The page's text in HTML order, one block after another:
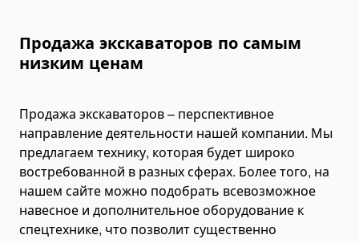
Пожарные машины
Карьерная техника
Мачтовые подъемники
Коленчатые подъемники
Ножничные подъемники
Парковочные подъемники
Переоборудование самосвалов, тягачей, спецтехники
Продажа экскаваторов по самым
низким ценам
Продажа экскаваторов – перспективное
направление деятельности нашей компании. Мы
предлагаем технику, которая будет широко
востребованной в разных сферах. Более того, на
нашем сайте можно подобрать всевозможное
навесное и дополнительное оборудование к
спецтехнике, что позволит существенно